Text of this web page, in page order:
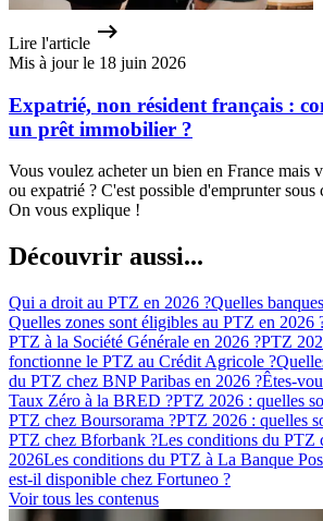
Lire l'article
Mis à jour le 18 juin 2026
Expatrié, non résident français :
un prêt immobilier ?
Vous voulez acheter un bien en France mais
ou expatrié ? C'est possible d'emprunter sous
On vous explique !
Découvrir aussi...
Qui a droit au PTZ en 2026 ?Quelles
Quelles zones sont éligibles au PTZ en 2026
PTZ à la Société Générale en 2026 ?PTZ
fonctionne le PTZ au Crédit Agricole ?
du PTZ chez BNP Paribas en 2026 ?Êtes-
Taux Zéro à la BRED ?PTZ 2026 : quelles
PTZ chez Boursorama ?PTZ 2026 : quelles
PTZ chez Bforbank ?Les conditions du PTZ
2026Les conditions du PTZ à La Banque
est-il disponible chez Fortuneo ?
Voir tous les contenus